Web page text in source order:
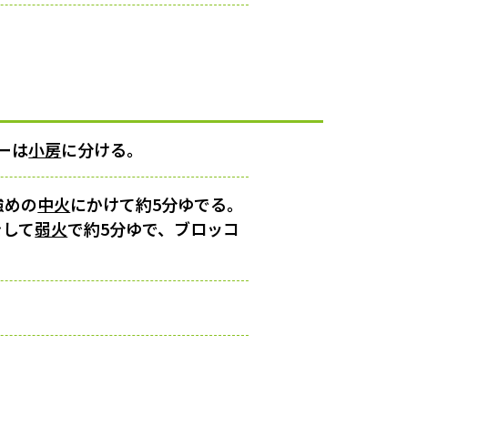
は小房に分ける。
の中火にかけて約5分ゆでる。
て弱火で約5分ゆで、ブロッコ